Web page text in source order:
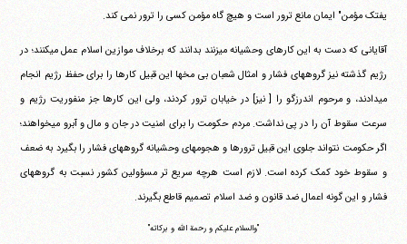
یفتک مؤمن" ایمان مانع ترور است و هیچ گاه مؤمن کسی را ترور نمی کند.
آقایانی که دست به این کارهای وحشیانه می‎زنند بدانند که برخلاف موازین اسلام عمل می‎کنند؛ در
رژیم گذشته نیز گروههای فشار و امثال شعبان بی مخها این قبیل کارها را برای حفظ رژیم انجام
می‎دادند، و مرحوم اندرزگو را [ نیز] در خیابان ترور کردند، ولی این کارها جز منفوریت رژیم و
سرعت سقوط آن را در پی نداشت. مردم حکومت را برای امنیت در جان و مال و آبرو می‎خواهند؛
اگر حکومت نتواند جلوی این قبیل ترورها و هجومهای وحشیانه گروههای فشار را بگیرد به ضعف
و سقوط خود کمک کرده است. لازم است هرچه سریع تر مسؤولین کشور نسبت به گروههای
فشار و این گونه اعمال ضد قانون و ضد اسلام تصمیم قاطع بگیرند.
"والسلام علیکم و رحمة الله و برکاته"